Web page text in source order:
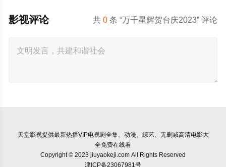
共0 条 “万千星辉贺台庆2023” 评论
影视评论
天堂影视提供最新热播VIP电视剧全集、动漫、综艺、无删减高清电影大
全免费在线看
Copyright © 2023 jiuyaokeji.com All Rights Reserved
津ICP备23067981号